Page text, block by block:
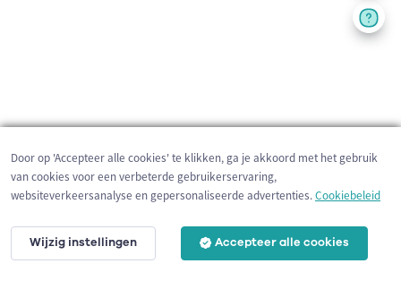
200 m
Door op 'Accepteer alle cookies' te klikken, ga je akkoord met het gebruik
van cookies voor een verbeterde gebruikerservaring,
websiteverkeersanalyse en gepersonaliseerde advertenties.Cookiebeleid
Wijzig instellingen Accepteer alle cookies